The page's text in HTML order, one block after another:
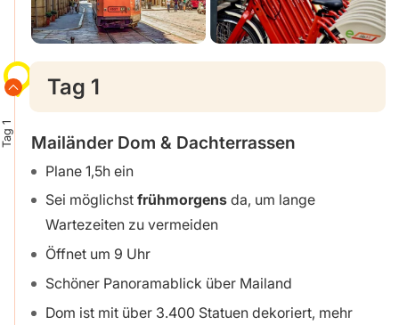
Tag 1
Tag 1
Mailänder Dom & Dachterrassen
Plane 1,5h ein
Sei möglichst frühmorgensda, um lange
Wartezeiten zu vermeiden
Öffnet um 9 Uhr
Schöner Panoramablick über Mailand
Dom ist mit über 3.400 Statuen dekoriert, mehr